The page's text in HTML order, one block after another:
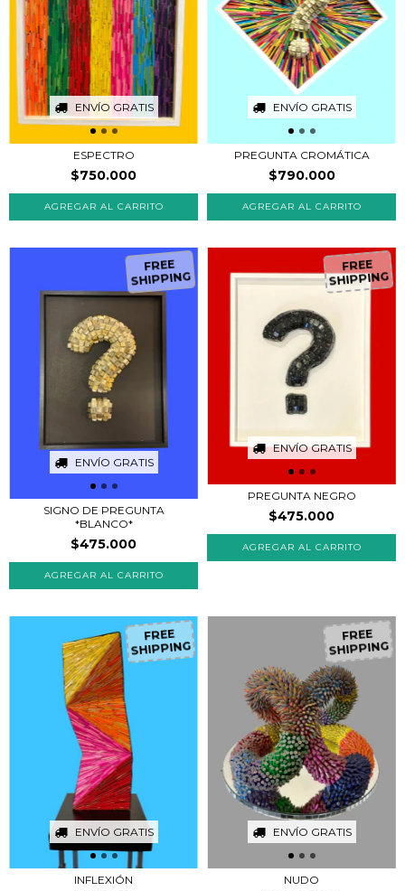
ENVÍO GRATIS
ESPECTRO
$750.000
ENVÍO GRATIS
PREGUNTA CROMÁTICA
$790.000
ENVÍO GRATIS
FR
EE
S
H
IP
P
IN
G
SIGNO DE PREGUNTA
*BLANCO*
$475.000
ENVÍO GRATIS
FR
EE
S
H
IP
P
IN
G
PREGUNTA NEGRO
$475.000
ENVÍO GRATIS
FR
EE
S
H
IP
P
IN
G
INFLEXIÓN
ENVÍO GRATIS
FR
EE
S
H
IP
P
IN
G
NUDO